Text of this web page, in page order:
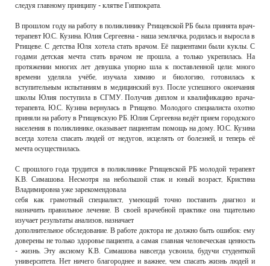
следуя главному принципу - клятве Гиппократа.
В прошлом году на работу в поликлинику Ртищевской РБ была принята врач-
терапевт Ю.С. Кузина. Юлия Сергеевна - наша землячка, родилась и выросла в
Ртищеве. С детства Юля хотела стать врачом. Её пациентами были куклы. С
годами детская мечта стать врачом не прошла, а только укрепилась. На
протяжении многих лет девушка упорно шла к поставленной цели: много
времени уделяла учёбе, изучала химию и биологию, готовилась к
вступительным испытаниям в медицинский вуз. После успешного окончания
школы Юлия поступила в СГМУ. Получив диплом и квалификацию врача-
терапевта, Ю.С. Кузина вернулась в Ртищево. Молодого специалиста охотно
приняли на работу в Ртищевскую РБ. Юлия Сергеевна ведёт прием городского
населения в поликлинике, оказывает пациентам помощь на дому. Ю.С. Кузина
всегда хотела спасать людей от недугов, исцелять от болезней, и теперь её
мечта осуществилась.
С прошлого года трудится в поликлинике Ртищевской РБ молодой терапевт
К.В. Симашова. Несмотря на небольшой стаж и юный возраст, Кристина
Владимировна уже зарекомендовала
себя как грамотный специалист, умеющий точно поставить диагноз и
назначить правильное лечение. В своей врачебной практике она тщательно
изучает результаты анализов, назначает
дополнительное обследование. В работе доктора не должно быть ошибок: ему
доверены не только здоровье пациента, а самая главная человеческая ценность
- жизнь. Эту аксиому К.В. Симашова навсегда усвоила, будучи студенткой
университета. Нет ничего благороднее и важнее, чем спасать жизнь людей и